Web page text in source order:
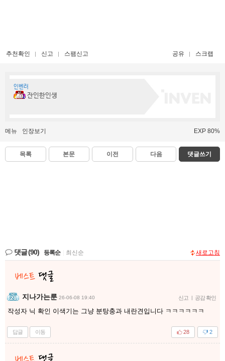
추천확인 신고 스팸신고 공유 스크랩
인벤러
잔인한인생
메뉴 인장보기 EXP 80%
목록 본문 이전 다음 댓글쓰기
댓글(90) 등록순 최신순 새로고침
지나가는룬 26-06-08 19:40 신고 | 공감 확인
작성자 닉 확인 이색기는 그냥 분탕충과 내란견입니다 ㅋㅋㅋㅋㅋㅋ
답글 이동 2
28